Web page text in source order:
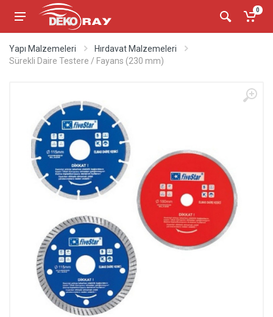
0
Yapı Malzemeleri
Hırdavat Malzemeleri
Sürekli Daire Testere / Fayans (230 mm)